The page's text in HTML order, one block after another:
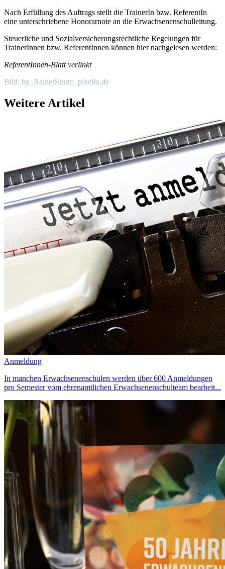
Nach Erfüllung des Auftrags stellt die TrainerIn bzw. ReferentIn
eine unterschriebene Honorarnote an die Erwachsenenschulleitung.
Steuerliche und Sozialversicherungsrechtliche Regelungen für
TrainerInnen bzw. ReferentInnen können hier nachgelesen werden:
ReferentInnen-Blatt verlinkt
Bild: by_RainerSturm_pixelio.de
Weitere Artikel
Anmeldung
In manchen Erwachsenenschulen werden über 600 Anmeldungen
pro Semester vom ehrenamtlichen Erwachsenenschulteam bearbeit...